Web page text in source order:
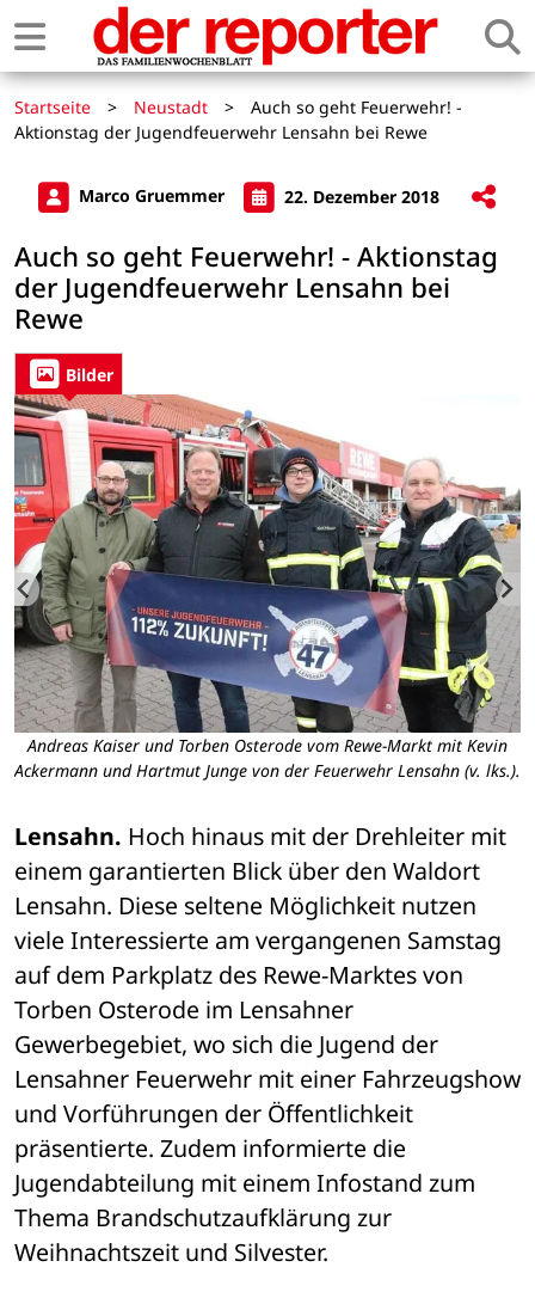
Startseite > Neustadt >
Auch so geht Feuerwehr! -
Aktionstag der Jugendfeuerwehr Lensahn bei Rewe
Marco Gruemmer 22. Dezember 2018
Auch so geht Feuerwehr! - Aktionstag
der Jugendfeuerwehr Lensahn bei
Rewe
Bilder
Andreas Kaiser und Torben Osterode vom Rewe-Markt mit Kevin
Ackermann und Hartmut Junge von der Feuerwehr Lensahn (v. lks.).
Lensahn. Hoch hinaus mit der Drehleiter mit
einem garantierten Blick über den Waldort
Lensahn. Diese seltene Möglichkeit nutzen
viele Interessierte am vergangenen Samstag
auf dem Parkplatz des Rewe-Marktes von
Torben Osterode im Lensahner
Gewerbegebiet, wo sich die Jugend der
Lensahner Feuerwehr mit einer Fahrzeugshow
und Vorführungen der Öffentlichkeit
präsentierte. Zudem informierte die
Jugendabteilung mit einem Infostand zum
Thema Brandschutzaufklärung zur
Weihnachtszeit und Silvester.